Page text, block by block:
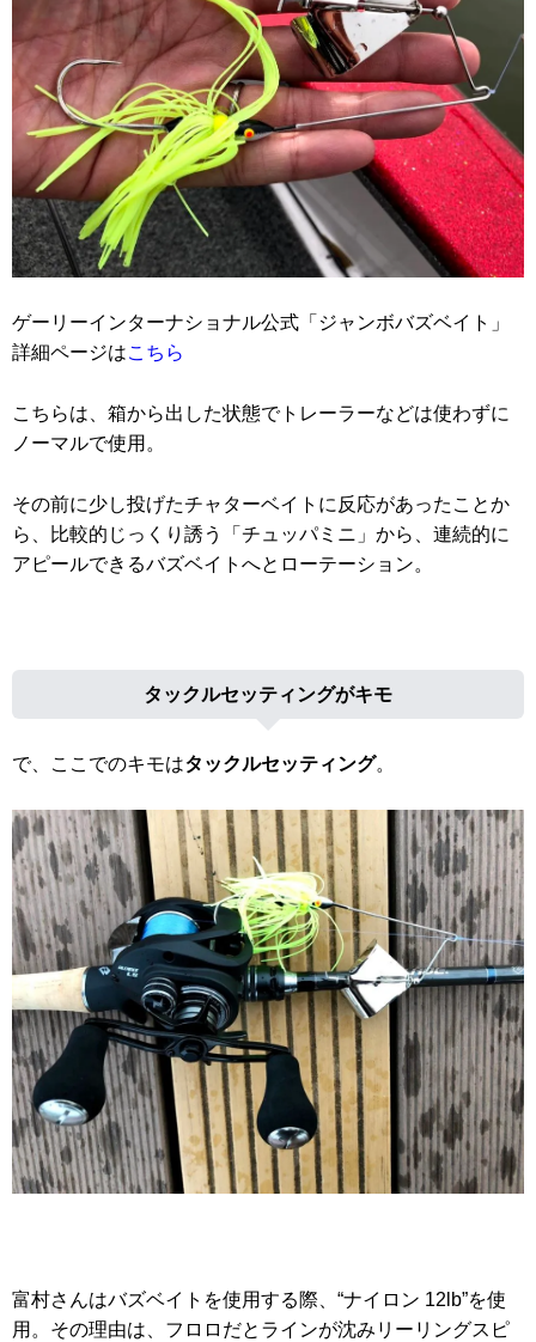
ゲーリーインターナショナル公式「ジャンボバズベイト」
詳細ページはこちら
こちらは、箱から出した状態でトレーラーなどは使わずに
ノーマルで使用。
その前に少し投げたチャターベイトに反応があったことか
ら、比較的じっくり誘う「チュッパミニ」から、連続的に
アピールできるバズベイトへとローテーション。
タックルセッティングがキモ
で、ここでのキモはタックルセッティング。
富村さんはバズベイトを使用する際、“ナイロン 12lb”を使
用。その理由は、フロロだとラインが沈みリーリングスピ